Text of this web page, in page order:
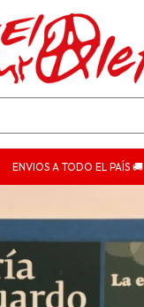
ENVIOS A TODO EL PAÍS 🚚